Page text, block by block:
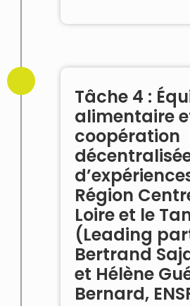
Tâche 4 :
alimentaire
coopération
Région
Loire et le
(Leading
Bertrand
et Hélène
Bernard,